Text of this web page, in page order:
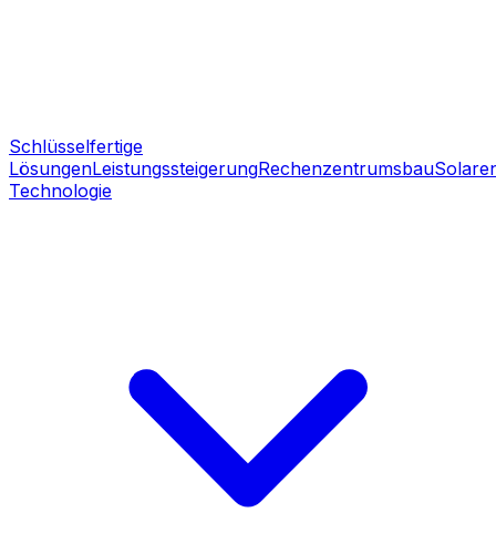
Schlüsselfertige
LösungenLeistungssteigerungRechenzentrumsbau
Technologie